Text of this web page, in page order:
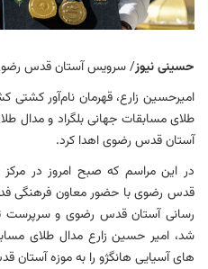
حسینی نیوز/ سرویس آستان قدس
امیرحسین زارع، قهرمان نام‌آور
طلای مسابقات جهانی بلگراد و مدال
آستان قدس رضوی اهدا کرد.
در این مراسم که صبح امروز در
قدس رضوی با حضور معاون فرهنگی
رسانی آستان قدس رضوی و سرپرست
شد، امیر حسین زارع مدال طلای
های آسیایی هانگژو را به موزه آستان